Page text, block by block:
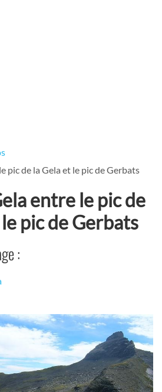
pic de la Gela et le pic de Gerbats
entre le pic de
pic de Gerbats
: